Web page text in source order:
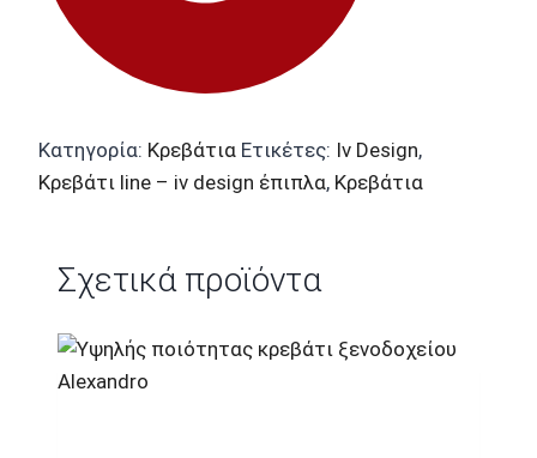
Κατηγορία: Κρεβάτια Ετικέτες: Iv Design,
Κρεβάτι line – iv design έπιπλα, Κρεβάτια
Σχετικά προϊόντα